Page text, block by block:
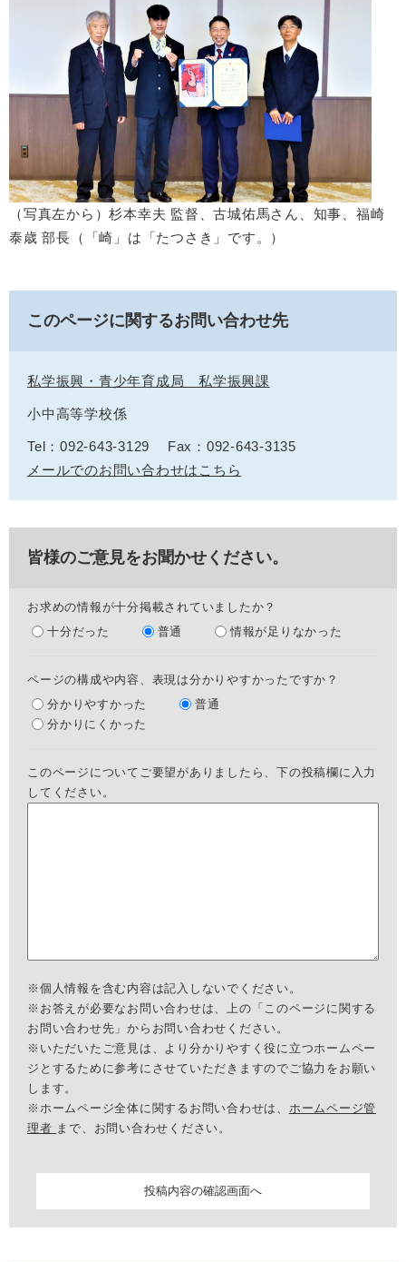
（写真左から）杉本幸夫 監督、古城佑馬さん、知事、福崎
泰歳 部長（「崎」は「たつさき」です。）
このページに関するお問い合わせ先
私学振興・青少年育成局 私学振興課
小中高等学校係
Tel：092-643-3129
Fax：092-643-3135
メールでのお問い合わせはこちら
皆様のご意見をお聞かせください。
お求めの情報が十分掲載されていましたか？
十分だった
普通 情報が足りなかった
ページの構成や内容、表現は分かりやすかったですか？
分かりやすかった
普通
分かりにくかった
このページについてご要望がありましたら、下の投稿欄に入力
してください。
※個人情報を含む内容は記入しないでください。
※お答えが必要なお問い合わせは、上の「このページに関する
お問い合わせ先」からお問い合わせください。
※いただいたご意見は、より分かりやすく役に立つホームペー
ジとするために参考にさせていただきますのでご協力をお願い
します。
※ホームページ全体に関するお問い合わせは、 ホームページ管
理者 まで、お問い合わせください。